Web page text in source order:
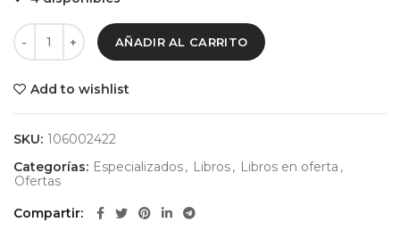
original
era:
$ 75.000.
actual
es:
AÑADIR AL CARRITO
Add to wishlist
SKU: 106002422
Categorías: Especializados, Libros, Libros en oferta ,
Ofertas
Compartir